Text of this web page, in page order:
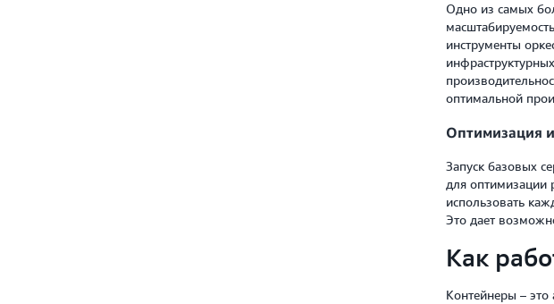
Одно из самых
инструменты
оптимальной
Оптимизация
Запуск базовых
для оптимизации
использовать
Это дает
Как
Контейнеры –